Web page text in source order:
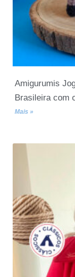
Amigurumis
Brasileira com
Mais »